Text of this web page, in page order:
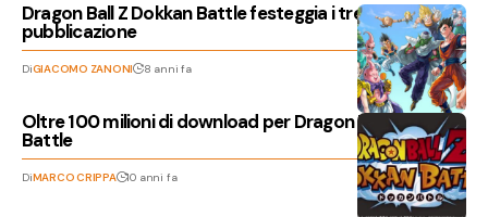
Dragon Ball Z Dokkan Battle festeggia i tre anni dalla
pubblicazione
DiGIACOMO ZANONI 8 anni fa
Oltre 100 milioni di download per Dragon Ball Z Dokkan
Battle
DiMARCO CRIPPA 10 anni fa